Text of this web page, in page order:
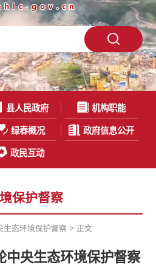
县人民政府 机构职能
绿春概况 政府信息公开
政民互动
保护督察
生态环境保护督察 > 正文
中央生态环境保护督察